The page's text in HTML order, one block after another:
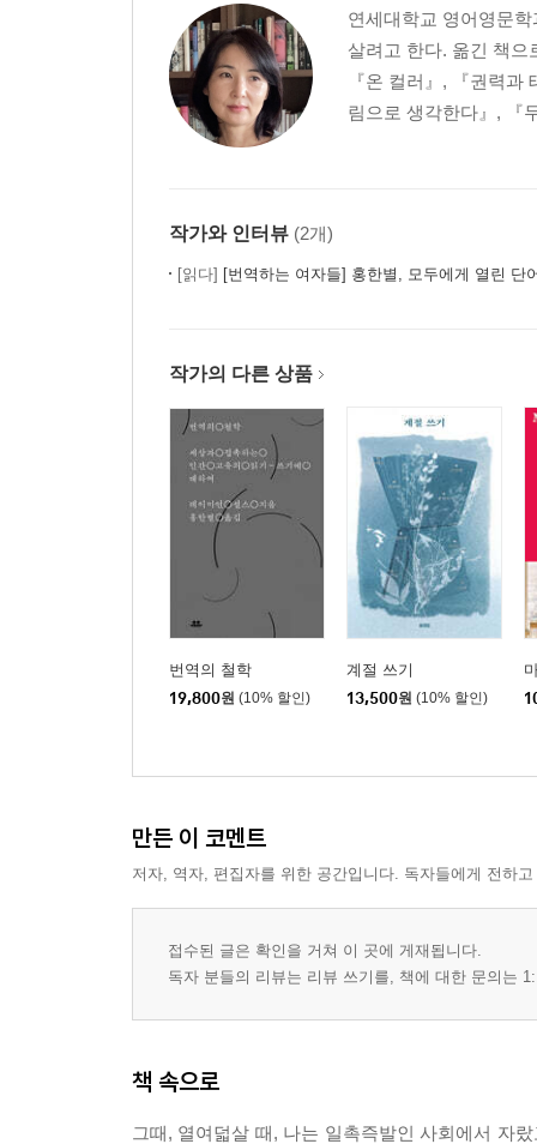
연세대학교 영어영문
살려고 한다. 옮긴 책으
『온 컬러』, 『권력
림으로 생각한다』, 『
작가와 인터뷰 (2개)
[읽다] [번역하는 여자들] 홍한별, 모두에게 열린 단
작가의 다른 상품
번역의 철학
19,800원 (10% 할인)
계절 쓰기
13,500원 (10% 할인)
만든 이 코멘트
저자, 역자, 편집자를 위한 공간입니다. 독자들에게 전하
접수된 글은 확인을 거쳐 이 곳에 게재됩니다.
독자 분들의 리뷰는 리뷰 쓰기를, 책에 대한 문의는
책 속으로
그때, 열여덟살 때, 나는 일촉즉발인 사회에서 자